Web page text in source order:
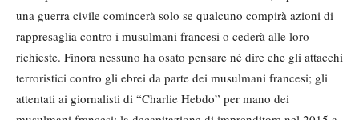
una guerra civile comincerà solo se qualcuno compirà azioni di
rappresaglia contro i musulmani francesi o cederà alle loro
richieste. Finora nessuno ha osato pensare né dire che gli attacchi
terroristici contro gli ebrei da parte dei musulmani francesi; gli
attentati ai giornalisti di “Charlie Hebdo” per mano dei